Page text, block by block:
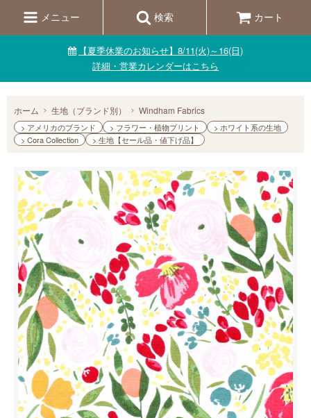
メニュー 検索 カート
【夏季休業のお知らせ】8/11(火)～16(日)
詳細・営業カレンダーはこちら
ホーム 生地（ブランド別） Windham Fabrics
> アメリカのブランド > フラワー・植物プリント
> ホワイト系の生地
> Cora Collection
> 生地【セール品・値下げ品】